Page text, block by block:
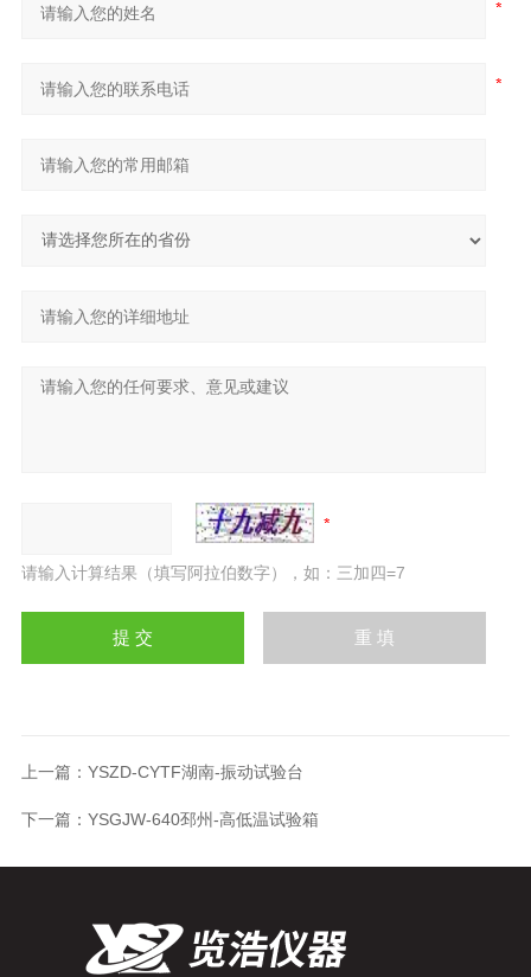
请输入计算结果（填写阿拉伯数字），如：三加四=7
上一篇： YSZD-CYTF湖南-振动试验台
下一篇： YSGJW-640邳州-高低温试验箱